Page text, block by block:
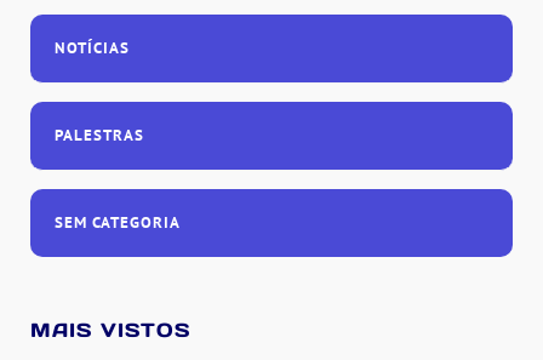
NOTÍCIAS
PALESTRAS
SEM CATEGORIA
MAIS VISTOS